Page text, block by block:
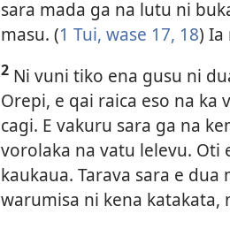
sara mada ga na lutu ni
masu. (1 Tui, wase 17, 18) Ia
2 Ni vuni tiko ena gusu ni
Orepi, e qai raica eso na
cagi. E vakuru sara ga na
vorolaka na vatu lelevu. Oti
kaukaua. Tarava sara e dua
warumisa ni kena